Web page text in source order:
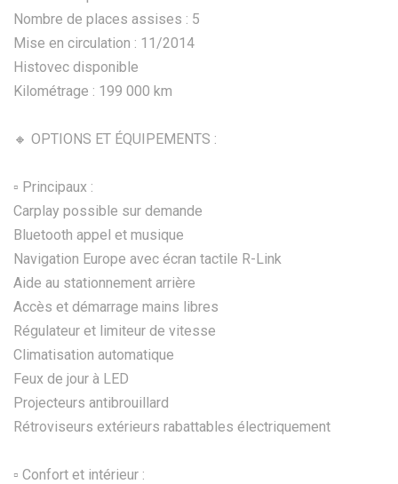
Nombre de places assises : 5
Mise en circulation : 11/2014
Histovec disponible
Kilométrage : 199 000 km
🔸 OPTIONS ET ÉQUIPEMENTS :
▫️ Principaux :
Carplay possible sur demande
Bluetooth appel et musique
Navigation Europe avec écran tactile R-Link
Aide au stationnement arrière
Accès et démarrage mains libres
Régulateur et limiteur de vitesse
Climatisation automatique
Feux de jour à LED
Projecteurs antibrouillard
Rétroviseurs extérieurs rabattables électriquement
▫️ Confort et intérieur :